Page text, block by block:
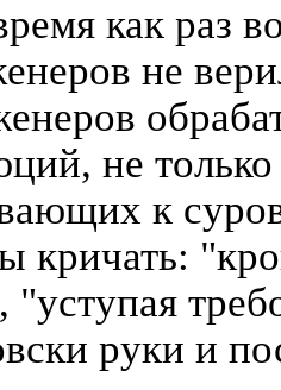
как раз
не
не
к
кричать:
"уступая
руки и